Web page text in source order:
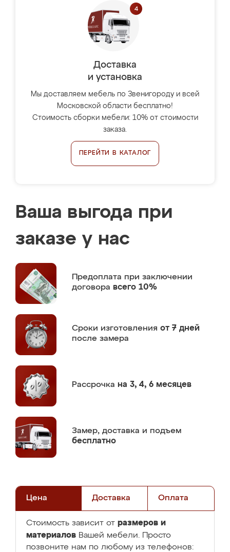
Доставка
и установка
Мы доставляем мебель по Звенигороду и всей
Московской области бесплатно!
Стоимость сборки мебели: 10% от стоимости
заказа.
ПЕРЕЙТИ В КАТАЛОГ
Ваша выгода при
заказе у нас
Предоплата при заключении
договора всего 10%
Сроки изготовления от 7 дней
после замера
Рассрочка на 3, 4, 6 месяцев
Замер, доставка и подъем
бесплатно
Цена Доставка Оплата
Стоимость зависит от размеров и
материалов Вашей мебели. Просто
позвоните нам по любому из телефонов: